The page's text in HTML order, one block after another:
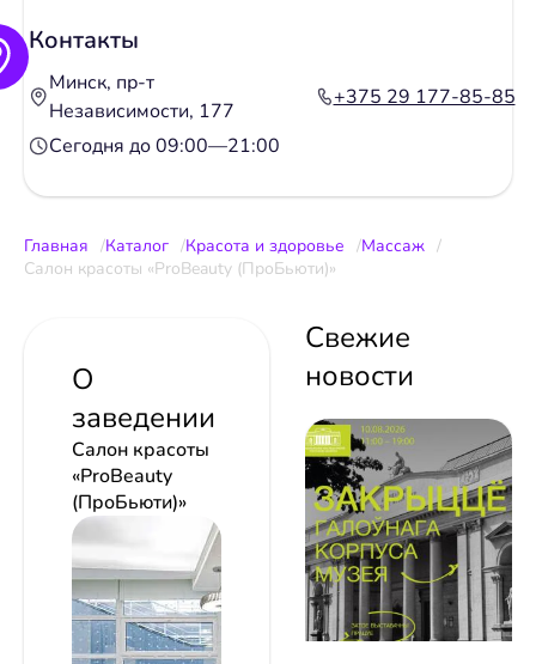
Контакты
Минск, пр-т
Независимости, 177
+375 29 177-85-85
Сегодня до 09:00—21:00
Главная Каталог Красота и здоровье
Массаж
Салон красоты «ProBeauty (ПроБьюти)»
О
заведении
Салон красоты
«ProBeauty
(ПроБьюти)»
Свежие
новости